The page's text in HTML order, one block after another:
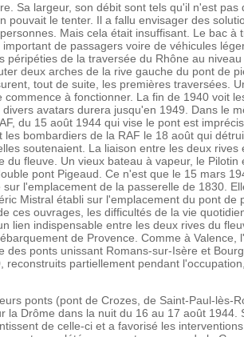
Sa largeur, son débit sont tels qu'il n'est pas
pouvait le tenter. Il a fallu envisager des
Mais cela était insuffisant. Le bac à
de passagers voire de véhicules
péripéties de la traversée du Rhône au
deux arches de la rive gauche du pont de
tout de suite, les premières traversées.
à fonctionner. La fin de 1940 voit
avatars durera jusqu'en 1949. Dans le
du 15 août 1944 qui vise le pont est
bombardiers de la RAF le 18 août qui
soutenaient. La liaison entre les deux
fleuve. Un vieux bateau à vapeur, le
pont Pigeaud. Ce n'est que le 15 mars
l'emplacement de la passerelle de 1830.
Mistral établi sur l'emplacement du pont de
ces ouvrages, les difficultés de la vie
lien indispensable entre les deux rives du
de Provence. Comme à Valence,
des ponts unissant Romans-sur-Isère et
partiellement pendant
ponts (pont de Crozes, de Saint-Paul-lès-
la Drôme dans la nuit du 16 au 17 août 1944.
de celle-ci et a favorisé les